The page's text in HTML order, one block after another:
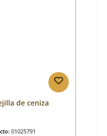
de ceniza
01025791